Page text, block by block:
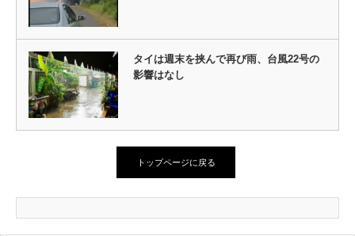
タイは週末を挟んで再び雨、台風22号の
影響はなし
トップページに戻る